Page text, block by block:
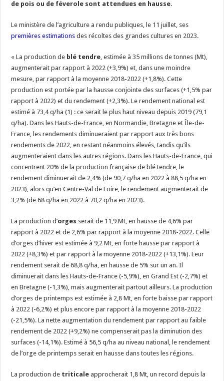
de pois ou de féverole sont attendues en hausse.
Le ministère de l’agriculture a rendu publiques, le 11 juillet, ses
premières estimations des récoltes des grandes cultures en 2023.
« La production de blé tendre, estimée à 35 millions de tonnes (Mt),
augmenterait par rapport à 2022 (+3,9%) et, dans une moindre
mesure, par rapport à la moyenne 2018-2022 (+1,8%). Cette
production est portée par la hausse conjointe des surfaces (+1,5% par
rapport à 2022) et du rendement (+2,3%). Le rendement national est
estimé à 73,4 q/ha (1) : ce serait le plus haut niveau depuis 2019 (79,1
q/ha). Dans les Hauts-de-France, en Normandie, Bretagne et Île-de-
France, les rendements diminueraient par rapport aux très bons
rendements de 2022, en restant néanmoins élevés, tandis qu’ils
augmenteraient dans les autres régions. Dans les Hauts-de-France, qui
concentrent 20% de la production française de blé tendre, le
rendement diminuerait de 2,4% (de 90,7 q/ha en 2022 à 88,5 q/ha en
2023), alors qu’en Centre-Val de Loire, le rendement augmenterait de
3,2% (de 68 q/ha en 2022 à 70,2 q/ha en 2023).
La production d’orges serait de 11,9 Mt, en hausse de 4,6% par
rapport à 2022 et de 2,6% par rapport à la moyenne 2018-2022. Celle
d’orges d’hiver est estimée à 9,2 Mt, en forte hausse par rapport à
2022 (+8,3%) et par rapport à la moyenne 2018-2022 (+13,1%). Leur
rendement serait de 68,8 q/ha, en hausse de 5% sur un an. Il
diminuerait dans les Hauts-de-France (-5,9%), en Grand Est (-2,7%) et
en Bretagne (-1,3%), mais augmenterait partout ailleurs. La production
d’orges de printemps est estimée à 2,8 Mt, en forte baisse par rapport
à 2022 (-6,2%) et plus encore par rapport à la moyenne 2018-2022
(-21,5%). La nette augmentation du rendement par rapport au faible
rendement de 2022 (+9,2%) ne compenserait pas la diminution des
surfaces (-14,1%). Estimé à 56,5 q/ha au niveau national, le rendement
de l’orge de printemps serait en hausse dans toutes les régions.
La production de triticale approcherait 1,8 Mt, un record depuis la